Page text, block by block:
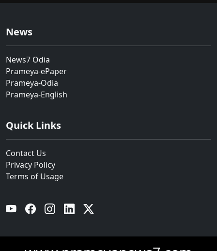
News
News7 Odia
Prameya-ePaper
Prameya-Odia
Prameya-English
Quick Links
Contact Us
Privacy Policy
Terms of Usage
YouTube Facebook Instagram Linkedin